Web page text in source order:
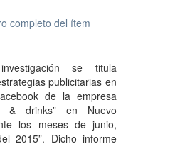
completo del ítem
se titula
publicitarias en
de la empresa
& drinks” en Nuevo
los meses de junio,
2015”. Dicho informe